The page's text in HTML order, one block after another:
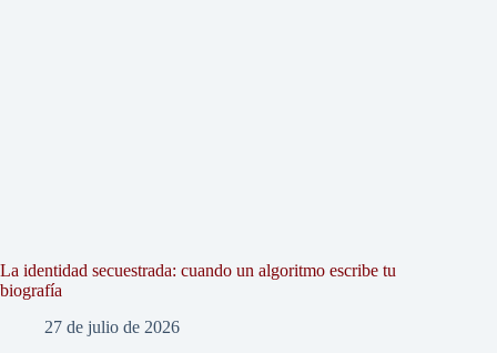
La identidad secuestrada: cuando un algoritmo escribe tu
biografía
27 de julio de 2026